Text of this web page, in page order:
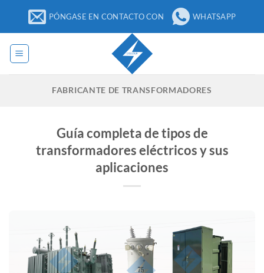
contenido
PÓNGASE EN CONTACTO CON WHATSAPP
FABRICANTE DE TRANSFORMADORES
Guía completa de tipos de
transformadores eléctricos y sus
aplicaciones